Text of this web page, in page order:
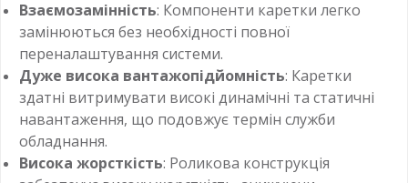
Взаємозамінність: Компоненти каретки легко
замінюються без необхідності повної
переналаштування системи.
Дуже висока вантажопідйомність: Каретки
здатні витримувати високі динамічні та статичні
навантаження, що подовжує термін служби
обладнання.
Висока жорсткість: Роликова конструкція